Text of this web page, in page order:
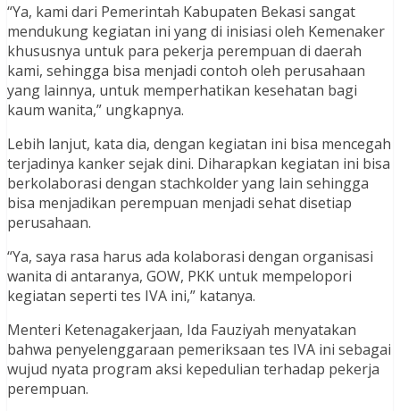
“Ya, kami dari Pemerintah Kabupaten Bekasi sangat
mendukung kegiatan ini yang di inisiasi oleh Kemenaker
khususnya untuk para pekerja perempuan di daerah
kami, sehingga bisa menjadi contoh oleh perusahaan
yang lainnya, untuk memperhatikan kesehatan bagi
kaum wanita,” ungkapnya.
Lebih lanjut, kata dia, dengan kegiatan ini bisa mencegah
terjadinya kanker sejak dini. Diharapkan kegiatan ini bisa
berkolaborasi dengan stachkolder yang lain sehingga
bisa menjadikan perempuan menjadi sehat disetiap
perusahaan.
“Ya, saya rasa harus ada kolaborasi dengan organisasi
wanita di antaranya, GOW, PKK untuk mempelopori
kegiatan seperti tes IVA ini,” katanya.
Menteri Ketenagakerjaan, Ida Fauziyah menyatakan
bahwa penyelenggaraan pemeriksaan tes IVA ini sebagai
wujud nyata program aksi kepedulian terhadap pekerja
perempuan.